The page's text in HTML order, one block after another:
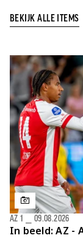
BEKIJK ALLE ITEMS
In beeld: AZ -
AZ 1 09.08.2026